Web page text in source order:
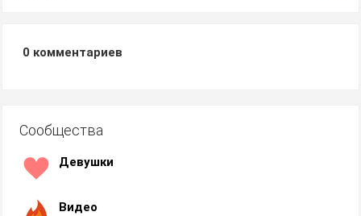
0 комментариев
Сообщества
Девушки
Видео